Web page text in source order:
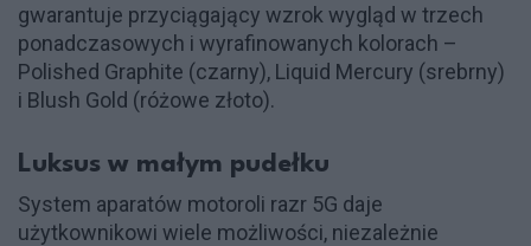
gwarantuje przyciągający wzrok wygląd w trzech
ponadczasowych i wyrafinowanych kolorach –
Polished Graphite (czarny), Liquid Mercury (srebrny)
i Blush Gold (różowe złoto).
Luksus w małym pudełku
System aparatów motoroli razr 5G daje
użytkownikowi wiele możliwości, niezależnie